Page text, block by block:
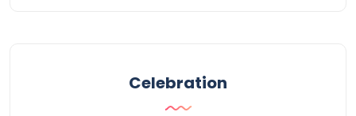
Celebration